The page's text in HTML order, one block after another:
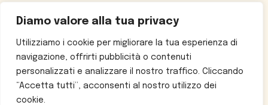
Diamo valore alla tua privacy
Utilizziamo i cookie per migliorare la tua esperienza di
navigazione, offrirti pubblicità o contenuti
personalizzati e analizzare il nostro traffico. Cliccando
“Accetta tutti”, acconsenti al nostro utilizzo dei
cookie.